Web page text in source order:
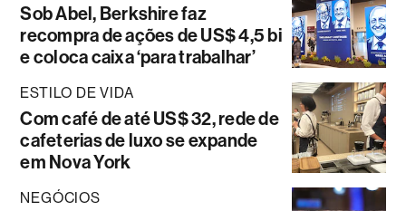
Sob Abel, Berkshire faz
recompra de ações de US$ 4,5 bi
e coloca caixa ‘para trabalhar’
ESTILO DE VIDA
Com café de até US$ 32, rede de
cafeterias de luxo se expande
em Nova York
NEGÓCIOS